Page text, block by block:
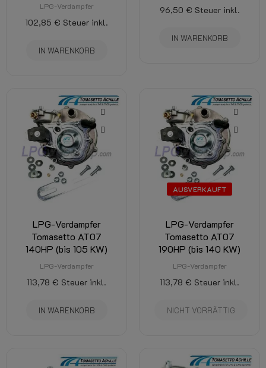
LPG-Verdampfer
102,85 € Steuer inkl.
IN WARENKORB
96,50 € Steuer inkl.
IN WARENKORB
LPG-Verdampfer
Tomasetto AT07
140HP (bis 105 KW)
LPG-Verdampfer
113,78 € Steuer inkl.
IN WARENKORB
AUSVERKAUFT
LPG-Verdampfer
Tomasetto AT07
190HP (bis 140 KW)
LPG-Verdampfer
113,78 € Steuer inkl.
NICHT VORRÄTTIG